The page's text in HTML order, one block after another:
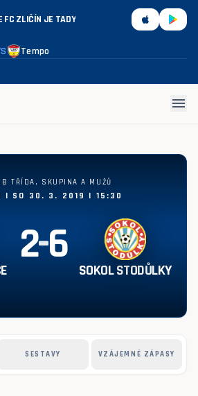
FC ZLIČÍN JE TADY
Tempo
menu
Stodůlky 2:6
TŘÍDA, SKUPINA A MUŽŮ
| SO 30. 3. 2019 | 15:30
2-6 SOKOL STODŮLKY
SESTAVY VZÁJEMNÉ ZÁPASY